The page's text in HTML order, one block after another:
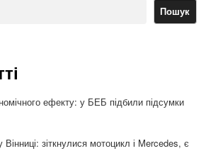
Пошук
ефекту: у БЕБ підбили підсумки
зіткнулися мотоцикл і Mercedes, є